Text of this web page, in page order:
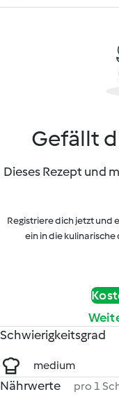
Gefällt
Dieses Rezept und
Registriere dich jetzt und
ein in die
Schwierigkeitsgrad
medium
Nährwerte pro 1